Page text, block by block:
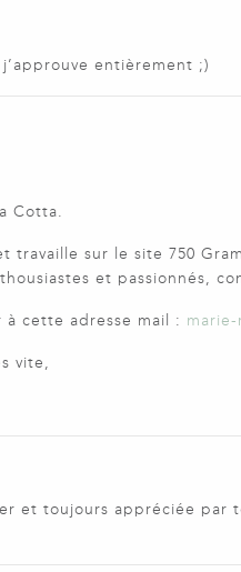
entièrement ;)
Cotta.
travaille sur le site 750
et passionnés,
à cette adresse mail : marie-
vite,
et toujours appréciée